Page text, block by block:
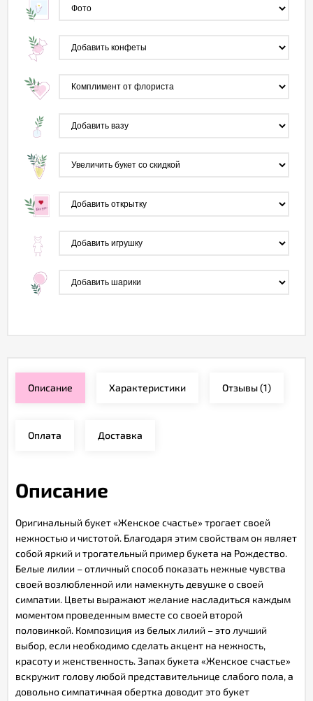
Описание Характеристики Отзывы(1)
Оплата Доставка
Описание
Оригинальный букет «Женское счастье» трогает своей
нежностью и чистотой. Благодаря этим свойствам он являет
собой яркий и трогательный пример букета на Рождество.
Белые лилии – отличный способ показать нежные чувства
своей возлюбленной или намекнуть девушке о своей
симпатии. Цветы выражают желание насладиться каждым
моментом проведенным вместе со своей второй
половинкой. Композиция из белых лилий – это лучший
выбор, если необходимо сделать акцент на нежность,
красоту и женственность. Запах букета «Женское счастье»
вскружит голову любой представительнице слабого пола, а
довольно симпатичная обертка доводит это букет